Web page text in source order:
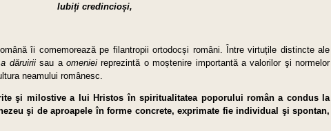
Iubiți credincioși,
îi comemorează pe filantropii ortodocși români. Între virtuțile distincte ale
a dăruiriisau aomenieireprezintă o moștenire importantă a valorilor şi normelor
neamului românesc.
şi milostive a lui Hristos în spiritualitatea poporului român a condus la
şi de aproapele în forme concrete, exprimate fie individual şi spontan,